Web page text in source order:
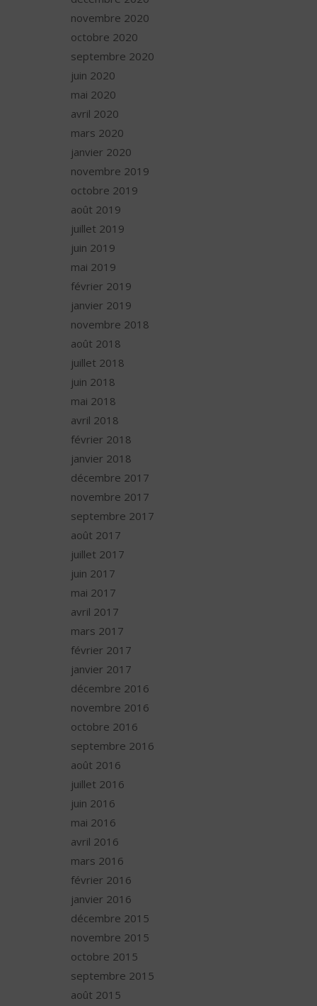
novembre 2020
octobre 2020
septembre 2020
juin 2020
mai 2020
avril 2020
mars 2020
janvier 2020
novembre 2019
octobre 2019
août 2019
juillet 2019
juin 2019
mai 2019
février 2019
janvier 2019
novembre 2018
août 2018
juillet 2018
juin 2018
mai 2018
avril 2018
février 2018
janvier 2018
décembre 2017
novembre 2017
septembre 2017
août 2017
juillet 2017
juin 2017
mai 2017
avril 2017
mars 2017
février 2017
janvier 2017
décembre 2016
novembre 2016
octobre 2016
septembre 2016
août 2016
juillet 2016
juin 2016
mai 2016
avril 2016
mars 2016
février 2016
janvier 2016
décembre 2015
novembre 2015
octobre 2015
septembre 2015
août 2015